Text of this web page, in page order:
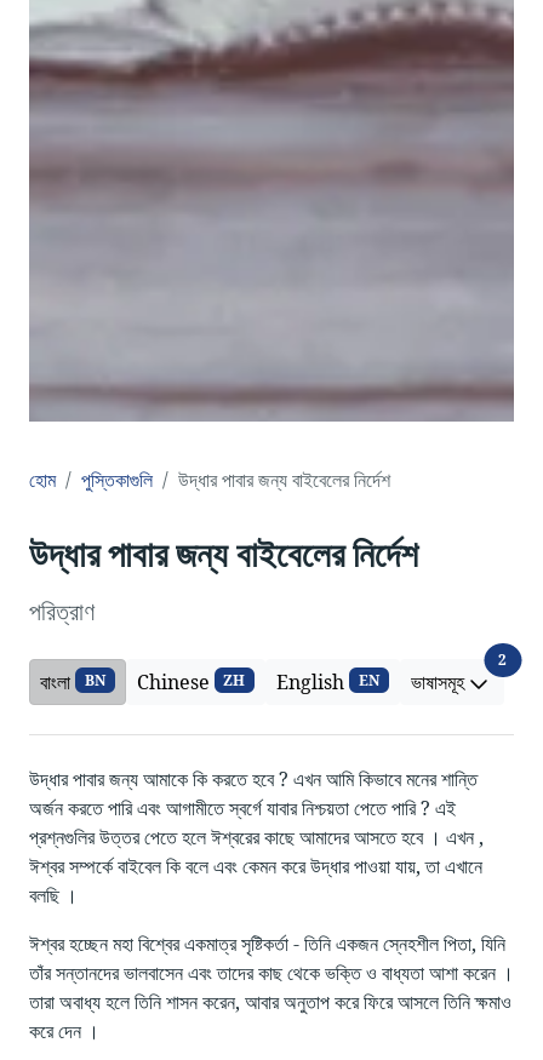
হোম পুস্তিকাগুলি উদ্ধার পাবার জন্য বাইবেলের নির্দেশ
উদ্ধার পাবার জন্য বাইবেলের নির্দেশ
পরিত্রাণ
বাংলা BN Chinese ZH English EN ভাষাসমূহ
2
উদ্ধার পাবার জন্য আমাকে কি করতে হবে ? এখন আমি কিভাবে মনের শান্তি
অর্জন করতে পারি এবং আগামীতে স্বর্গে যাবার নিশ্চয়তা পেতে পারি ? এই
প্রশ্নগুলির উত্তর পেতে হলে ঈশ্বরের কাছে আমাদের আসতে হবে । এখন ,
ঈশ্বর সম্পর্কে বাইবেল কি বলে এবং কেমন করে উদ্ধার পাওয়া যায়, তা এখানে
বলছি ।
ঈশ্বর হচ্ছেন মহা বিশ্বের একমাত্র সৃষ্টিকর্তা - তিনি একজন স্নেহশীল পিতা, যিনি
তাঁর সন্তানদের ভালবাসেন এবং তাদের কাছ থেকে ভক্তি ও বাধ্যতা আশা করেন ।
তারা অবাধ্য হলে তিনি শাসন করেন, আবার অনুতাপ করে ফিরে আসলে তিনি ক্ষমাও
করে দেন ।